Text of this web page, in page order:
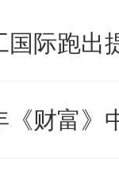
际跑出
财富》